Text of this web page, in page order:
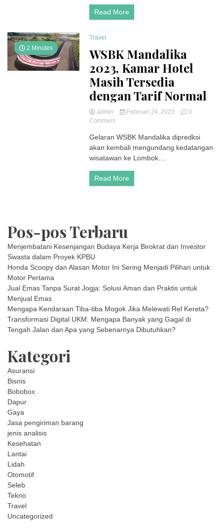
Read More
2 Minutes
Travel
WSBK Mandalika
2023, Kamar Hotel
Masih Tersedia
dengan Tarif Normal
admin Februari 24, 2023
0
Commenton
Mandalika
2023,
Kamar
Tersedia
Gelaran WSBK Mandalika dipredksi
akan kembali mengundang kedatangan
wisatawan ke Lombok....
Read More
Pos-pos Terbaru
Menjembatani Kesenjangan Budaya Kerja Birokrat dan Investor
Swasta dalam Proyek KPBU
Honda Scoopy dan Alasan Motor Ini Sering Menjadi Pilihan untuk
Motor Pertama
Jual Emas Tanpa Surat Jogja: Solusi Aman dan Praktis untuk
Menjual Emas
Mengapa Kendaraan Tiba-tiba Mogok Jika Melewati Rel Kereta?
Transformasi Digital UKM: Mengapa Banyak yang Gagal di
Tengah Jalan dan Apa yang Sebenarnya Dibutuhkan?
Kategori
Asuransi
Bisnis
Bobobox
Dapur
Gaya
Jasa pengiriman barang
jenis analisis
Kesehatan
Lantai
Lidah
Otomotif
Seleb
Tekno
Travel
Uncategorized